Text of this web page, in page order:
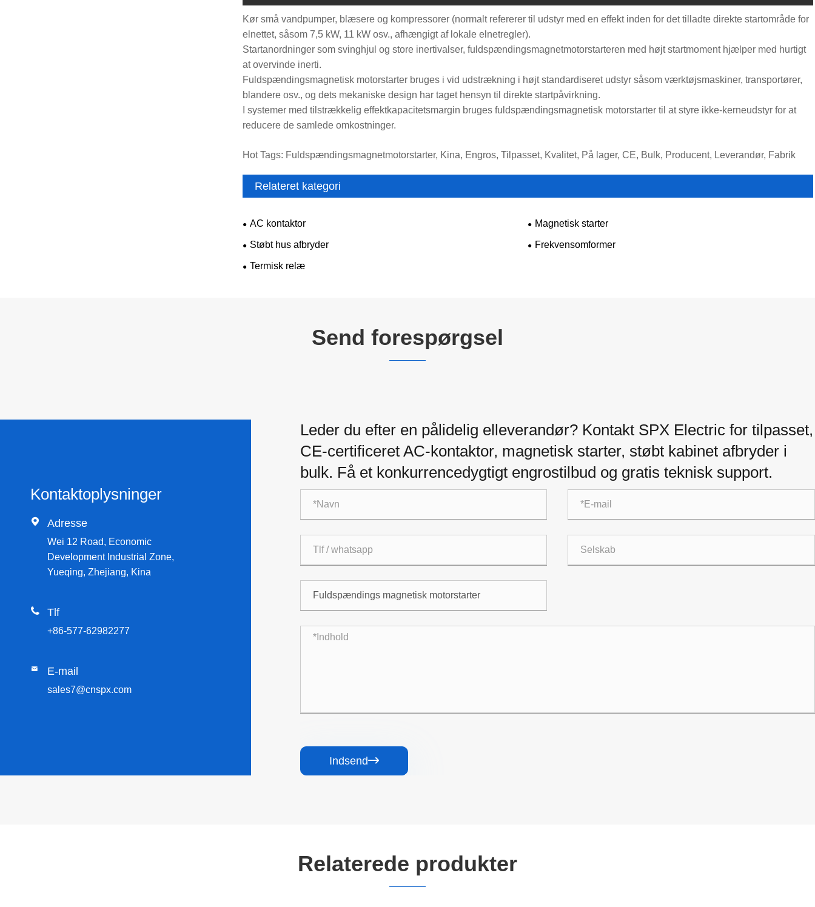
Kør små vandpumper, blæsere og kompressorer (normalt refererer til udstyr med en effekt inden for det tilladte direkte startområde for
elnettet, såsom 7,5 kW, 11 kW osv., afhængigt af lokale elnetregler).
Startanordninger som svinghjul og store inertivalser, fuldspændingsmagnetmotorstarteren med højt startmoment hjælper med hurtigt
at overvinde inerti.
Fuldspændingsmagnetisk motorstarter bruges i vid udstrækning i højt standardiseret udstyr såsom værktøjsmaskiner, transportører,
blandere osv., og dets mekaniske design har taget hensyn til direkte startpåvirkning.
I systemer med tilstrækkelig effektkapacitetsmargin bruges fuldspændingsmagnetisk motorstarter til at styre ikke-kerneudstyr for at
reducere de samlede omkostninger.
Hot Tags: Fuldspændingsmagnetmotorstarter, Kina, Engros, Tilpasset, Kvalitet, På lager, CE, Bulk, Producent, Leverandør, Fabrik
Relateret kategori
AC kontaktor Magnetisk starter
Støbt hus afbryder Frekvensomformer
Termisk relæ
Send forespørgsel
Kontaktoplysninger
 Adresse
Wei 12 Road, Economic
Development Industrial Zone,
Yueqing, Zhejiang, Kina
 Tlf
+86-577-62982277
 E-mail
sales7@cnspx.com
Leder du efter en pålidelig elleverandør? Kontakt SPX Electric for tilpasset,
CE-certificeret AC-kontaktor, magnetisk starter, støbt kabinet afbryder i
bulk. Få et konkurrencedygtigt engrostilbud og gratis teknisk support.
Indsend
Relaterede produkter